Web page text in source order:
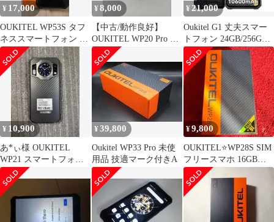
¥ 17,000
OUKITEL WP53S タフ
ネススマートフォン 本
体
¥8,000
【中古/動作良好】
OUKITEL WP20 Pro タ
フネススマホ 本体初期
化済
¥ 21,000
Oukitel G1 丈夫スマー
トフォン 24GB/256GB
ブラック
¥ 10,900
あ*ぃ様 OUKITEL
WP21 スマートフォン
本体
¥39,800
Oukitel WP33 Pro 未使
用品 技適マーク付きA
¥9,800
OUKITEL⭐️WP28S SIM
フリースマホ 16GB
RAM+128GB